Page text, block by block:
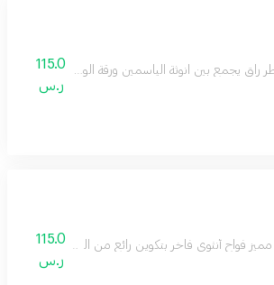
راق يجمع بين انوثة الياسمين ورقة الورد مع لمسات
115.0
ر.س
فواح أنثوي فاخر بتكوين رائع من الورد
115.0
ر.س